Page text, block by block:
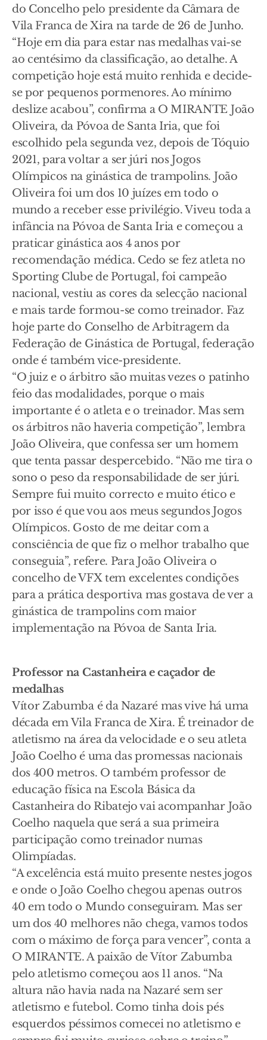
do Concelho pelo presidente da Câmara de
Vila Franca de Xira na tarde de 26 de Junho.
“Hoje em dia para estar nas medalhas vai-se
ao centésimo da classificação, ao detalhe. A
competição hoje está muito renhida e decide-
se por pequenos pormenores. Ao mínimo
deslize acabou”, confirma a O MIRANTE João
Oliveira, da Póvoa de Santa Iria, que foi
escolhido pela segunda vez, depois de Tóquio
2021, para voltar a ser júri nos Jogos
Olímpicos na ginástica de trampolins. João
Oliveira foi um dos 10 juízes em todo o
mundo a receber esse privilégio. Viveu toda a
infância na Póvoa de Santa Iria e começou a
praticar ginástica aos 4 anos por
recomendação médica. Cedo se fez atleta no
Sporting Clube de Portugal, foi campeão
nacional, vestiu as cores da selecção nacional
e mais tarde formou-se como treinador. Faz
hoje parte do Conselho de Arbitragem da
Federação de Ginástica de Portugal, federação
onde é também vice-presidente.
“O juiz e o árbitro são muitas vezes o patinho
feio das modalidades, porque o mais
importante é o atleta e o treinador. Mas sem
os árbitros não haveria competição”, lembra
João Oliveira, que confessa ser um homem
que tenta passar despercebido. “Não me tira o
sono o peso da responsabilidade de ser júri.
Sempre fui muito correcto e muito ético e
por isso é que vou aos meus segundos Jogos
Olímpicos. Gosto de me deitar com a
consciência de que fiz o melhor trabalho que
conseguia”, refere. Para João Oliveira o
concelho de VFX tem excelentes condições
para a prática desportiva mas gostava de ver a
ginástica de trampolins com maior
implementação na Póvoa de Santa Iria.
Professor na Castanheira e caçador de
medalhas
Vítor Zabumba é da Nazaré mas vive há uma
década em Vila Franca de Xira. É treinador de
atletismo na área da velocidade e o seu atleta
João Coelho é uma das promessas nacionais
dos 400 metros. O também professor de
educação física na Escola Básica da
Castanheira do Ribatejo vai acompanhar João
Coelho naquela que será a sua primeira
participação como treinador numas
Olimpíadas.
“A excelência está muito presente nestes jogos
e onde o João Coelho chegou apenas outros
40 em todo o Mundo conseguiram. Mas ser
um dos 40 melhores não chega, vamos todos
com o máximo de força para vencer”, conta a
O MIRANTE. A paixão de Vítor Zabumba
pelo atletismo começou aos 11 anos. “Na
altura não havia nada na Nazaré sem ser
atletismo e futebol. Como tinha dois pés
esquerdos péssimos comecei no atletismo e